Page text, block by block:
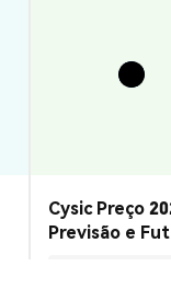
Cysic Preço
Previsão e